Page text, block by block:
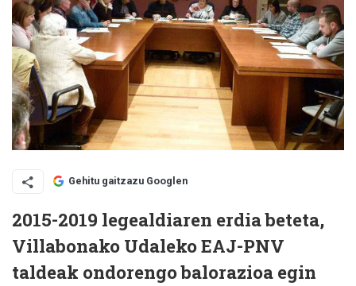
Gehitu gaitzazu Googlen
2015-2019 legealdiaren erdia beteta,
Villabonako Udaleko EAJ-PNV
taldeak ondorengo balorazioa egin